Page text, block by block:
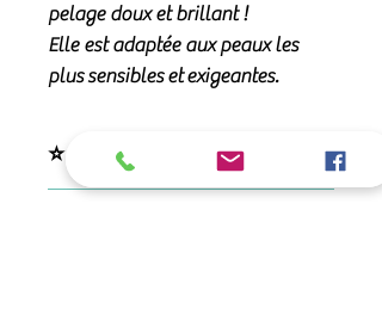
pelage doux et brillant !
Elle est adaptée aux peaux les
plussensibles et exigeantes.
⭐ Ses qualités